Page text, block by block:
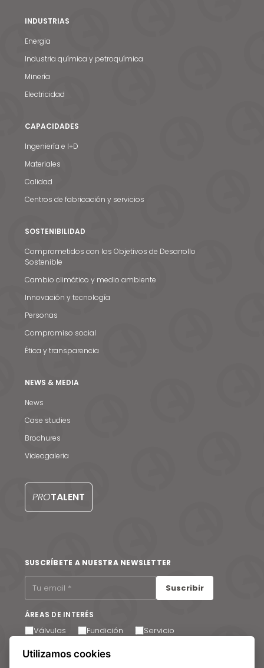
Noticias y medios
Contacto
INDUSTRIAS
Energia
Industria química y petroquímica
Minería
Electricidad
CAPACIDADES
Ingeniería e I+D
Materiales
Calidad
Centros de fabricación y servicios
SOSTENIBILIDAD
Comprometidos con los Objetivos de Desarrollo
Sostenible
Cambio climático y medio ambiente
Innovación y tecnología
Personas
Compromiso social
Ética y transparencia
NEWS & MEDIA
News
Case studies
Brochures
Videogaleria
PROTALENT
SUSCRÍBETE A NUESTRA NEWSLETTER
Suscribir
ÁREAS DE INTERÉS
Válvulas Fundición Servicio
Acepto recibir comunicaciones por correo electrónico.
Utilizamos cookies